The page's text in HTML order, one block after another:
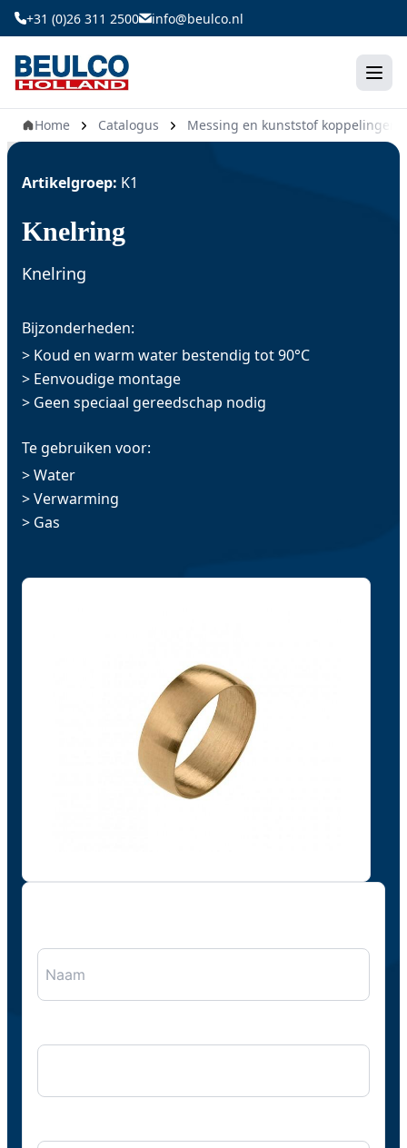
Ga
naar
de
inhoud
+31 (0)26 311 2500 info@beulco.nl
Home Catalogus Messing en kunststof koppelingen
Artikelgroep: K1
Knelring
Knelring
Bijzonderheden:
> Koud en warm water bestendig tot 90°C
> Eenvoudige montage
> Geen speciaal gereedschap nodig
Te gebruiken voor:
> Water
> Verwarming
> Gas